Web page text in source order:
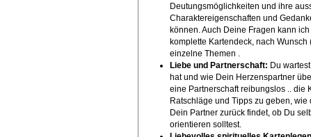
Deutungsmöglichkeiten und ihre
Charaktereigenschaften und
können. Auch Deine Fragen kann
komplette Kartendeck, nach
einzelne Themen .
Liebe und Partnerschaft: Du
hat und wie Dein Herzenspartner
eine Partnerschaft reibungslos .. die
Ratschläge und Tipps zu geben,
Dein Partner zurück findet, ob Du
orientieren solltest.